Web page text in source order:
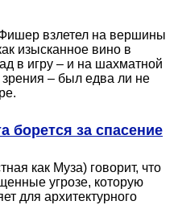
взлетел на вершины
изысканное вино в
в игру – и на шахматной
зрения – был едва ли не
борется за спасение
как Муза) говорит, что
угрозе, которую
для архитектурного